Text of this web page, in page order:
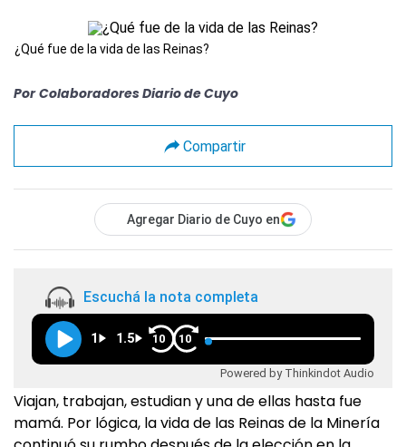
¿Qué fue de la vida de las Reinas?
Por Colaboradores Diario de Cuyo
Compartir
Agregar Diario de Cuyo en
Escuchá la nota completa
1 1.5 10 10
Powered by Thinkindot Audio
Viajan, trabajan, estudian y una de ellas hasta fue
mamá. Por lógica, la vida de las Reinas de la Minería